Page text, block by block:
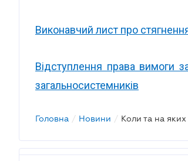
Виконавчий лист про стягнення
Відступлення права вимоги
загальносистемників
Головна / Новини /